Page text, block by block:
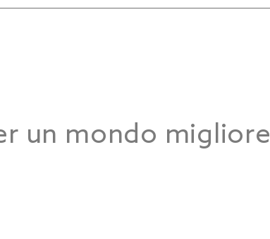
un mondo migliore